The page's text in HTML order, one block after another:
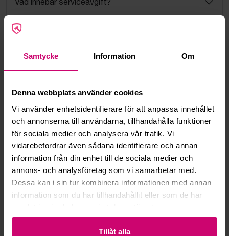
Samtycke Information Om
Denna webbplats använder cookies
Vi använder enhetsidentifierare för att anpassa innehållet
och annonserna till användarna, tillhandahålla funktioner
för sociala medier och analysera vår trafik. Vi
vidarebefordrar även sådana identifierare och annan
information från din enhet till de sociala medier och
annons- och analysföretag som vi samarbetar med.
Dessa kan i sin tur kombinera informationen med annan
information som du har tillhandahållit eller som de har
samlat in när du har använt deras tjänster.
Tillåt alla
Vad är ett reservationspris?
Hur fungerar maxbud?
Kan jag ångra ett bud?
Kan ni frakta mina vunna objekt?
Läs fler frågor och svar